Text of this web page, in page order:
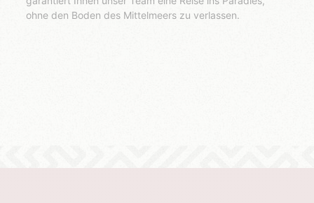
ohne den Boden des Mittelmeers zu verlassen.